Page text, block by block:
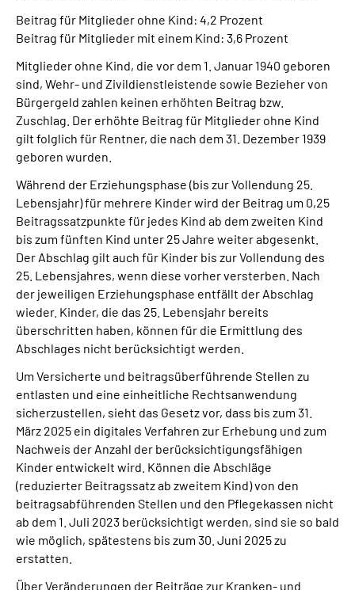
Beitrag für Mitglieder ohne Kind: 4,2 Prozent
Beitrag für Mitglieder mit einem Kind: 3,6 Prozent
Mitglieder ohne Kind, die vor dem 1. Januar 1940 geboren
sind, Wehr- und Zivildienstleistende sowie Bezieher von
Bürgergeld zahlen keinen erhöhten Beitrag bzw.
Zuschlag. Der erhöhte Beitrag für Mitglieder ohne Kind
gilt folglich für Rentner, die nach dem 31. Dezember 1939
geboren wurden.
Während der Erziehungsphase (bis zur Vollendung 25.
Lebensjahr) für mehrere Kinder wird der Beitrag um 0,25
Beitragssatzpunkte für jedes Kind ab dem zweiten Kind
bis zum fünften Kind unter 25 Jahre weiter abgesenkt.
Der Abschlag gilt auch für Kinder bis zur Vollendung des
25. Lebensjahres, wenn diese vorher versterben. Nach
der jeweiligen Erziehungsphase entfällt der Abschlag
wieder. Kinder, die das 25. Lebensjahr bereits
überschritten haben, können für die Ermittlung des
Abschlages nicht berücksichtigt werden.
Um Versicherte und beitragsüberführende Stellen zu
entlasten und eine einheitliche Rechtsanwendung
sicherzustellen, sieht das Gesetz vor, dass bis zum 31.
März 2025 ein digitales Verfahren zur Erhebung und zum
Nachweis der Anzahl der berücksichtigungsfähigen
Kinder entwickelt wird. Können die Abschläge
(reduzierter Beitragssatz ab zweitem Kind) von den
beitragsabführenden Stellen und den Pflegekassen nicht
ab dem 1. Juli 2023 berücksichtigt werden, sind sie so bald
wie möglich, spätestens bis zum 30. Juni 2025 zu
erstatten.
Über Veränderungen der Beiträge zur Kranken- und